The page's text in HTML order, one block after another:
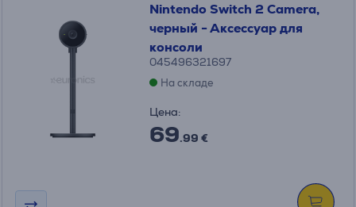
Nintendo Switch 2 Camera,
черный - Аксессуар для
консоли
045496321697
На складе
Цена:
69.99 €